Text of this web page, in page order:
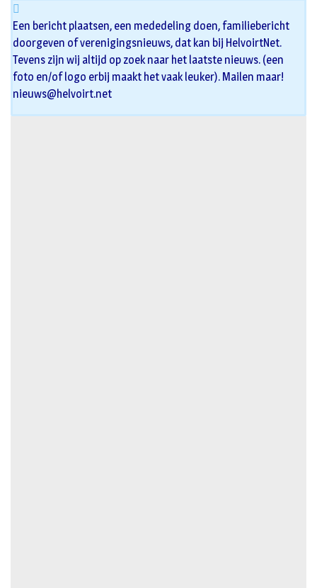
Een bericht plaatsen, een mededeling doen, familiebericht
doorgeven of verenigingsnieuws, dat kan bij HelvoirtNet.
Tevens zijn wij altijd op zoek naar het laatste nieuws. (een
foto en/of logo erbij maakt het vaak leuker). Mailen maar!
nieuws@helvoirt.net